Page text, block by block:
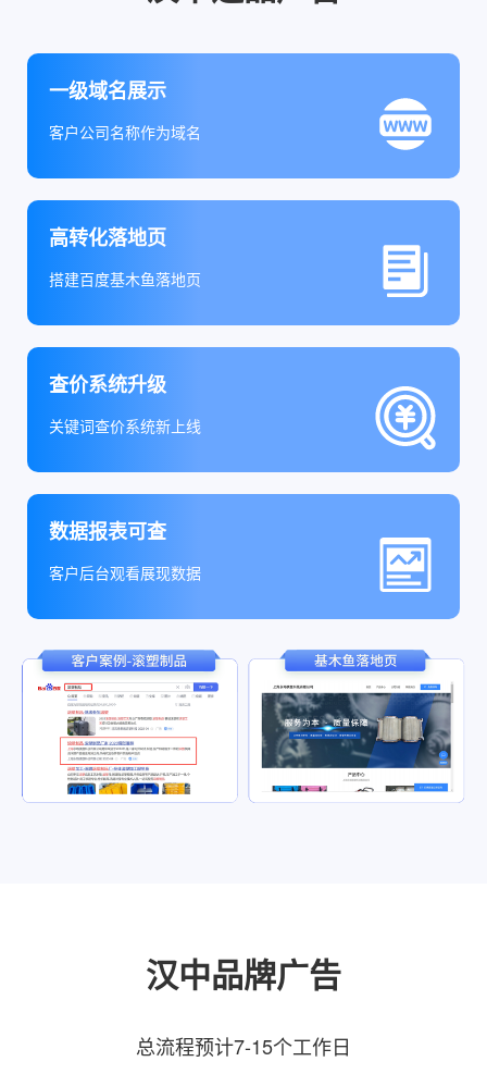
一级域名展示
客户公司名称作为域名
高转化落地页
搭建百度基木鱼落地页
查价系统升级
关键词查价系统新上线
数据报表可查
客户后台观看展现数据
汉中品牌广告
总流程预计7-15个工作日